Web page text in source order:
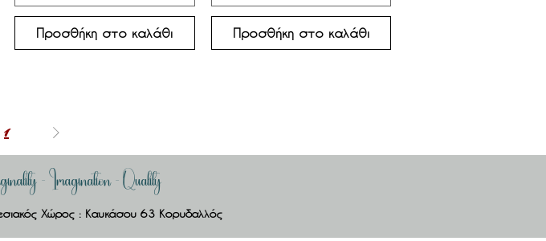
Προσθήκη στο καλάθι Προσθήκη στο καλάθι
1
- Imagination -Quality
Χώρος : Καυκάσου 63 Κορυδαλλός